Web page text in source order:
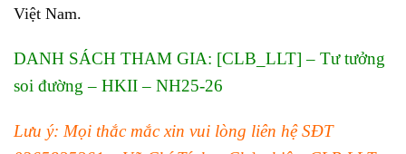
Việt Nam.
DANH SÁCH THAM GIA: [CLB_LLT] – Tư tưởng
soi đường – HKII – NH25-26
Lưu ý: Mọi thắc mắc xin vui lòng liên hệ SĐT